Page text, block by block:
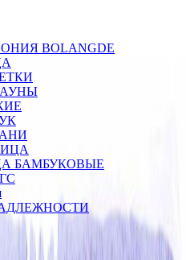
BOLANGDE
БАМБУКОВЫЕ